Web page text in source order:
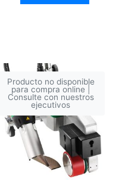
Producto no disponible
para compra online |
Consulte con nuestros
ejecutivos